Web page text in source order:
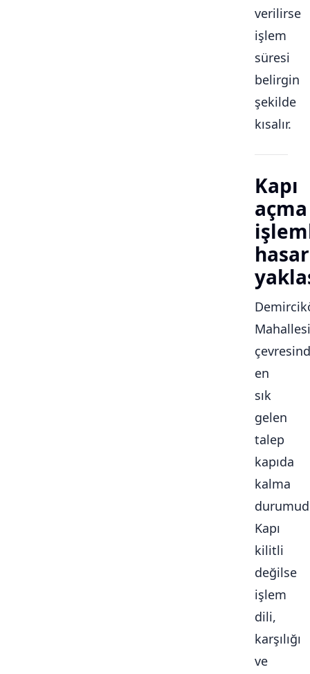
verilirse
işlem
süresi
belirgin
şekilde
kısalır.
Kapı
açma
Mahallesi
en
sık
gelen
talep
kapıda
kalma
Kapı
kilitli
değilse
işlem
dili,
karşılığı
ve